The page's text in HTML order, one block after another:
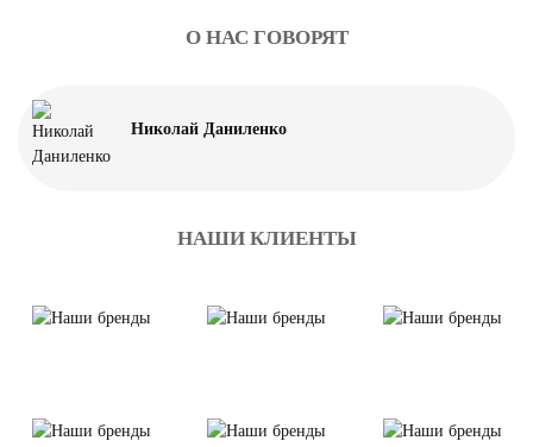
О НАС ГОВОРЯТ
Николай Даниленко
НАШИ КЛИЕНТЫ